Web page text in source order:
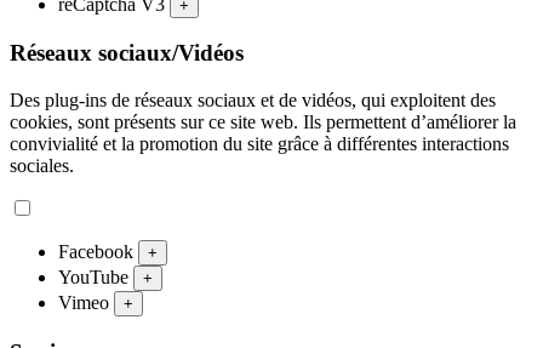
+
Réseaux sociaux/Vidéos
Des plug-ins de réseaux sociaux et de vidéos, qui exploitent des
cookies, sont présents sur ce site web. Ils permettent d’améliorer la
convivialité et la promotion du site grâce à différentes interactions
sociales.
Facebook +
YouTube +
Vimeo +